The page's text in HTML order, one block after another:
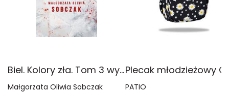
Biel. Kolory zła. Tom 3 wyd. 2025
Małgorzata Oliwia Sobczak PATIO